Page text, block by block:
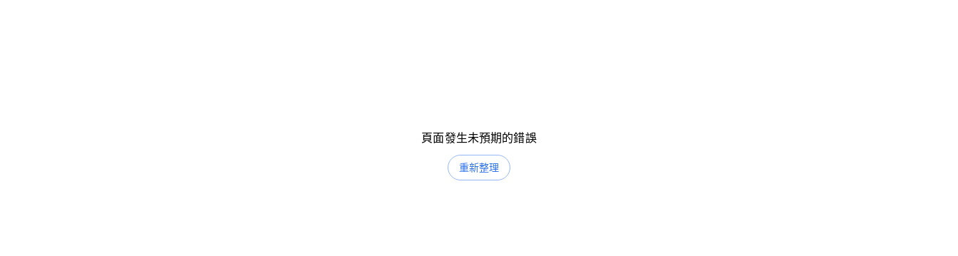
頁面發生未預期的錯誤
重新整理